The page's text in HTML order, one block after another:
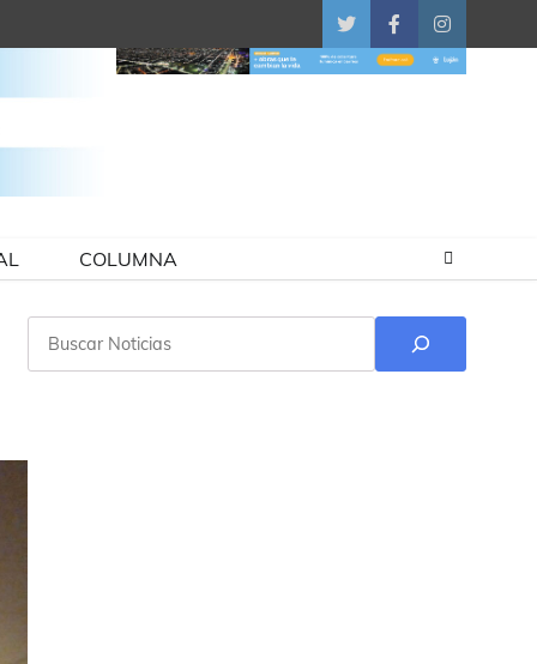
TwitterFacebookInstagram
COLUMNA